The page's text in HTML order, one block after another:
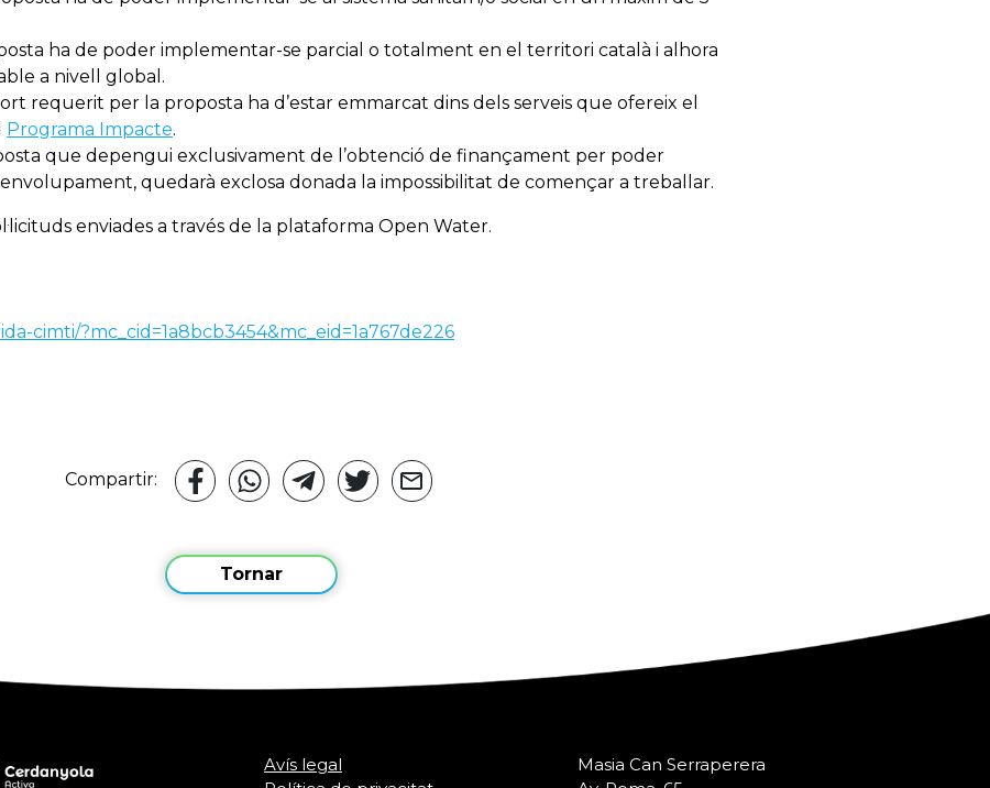
ha de poder implementar-se parcial o totalment en el territori català i alhora
a nivell global.
requerit per la proposta ha d’estar emmarcat dins dels serveis que ofereix el
Programa Impacte.
que depengui exclusivament de l’obtenció de finançament per poder
quedarà exclosa donada la impossibilitat de començar a treballar.
enviades a través de la plataforma Open Water.
cimti/?mc_cid=1a8bcb3454&mc_eid=1a767de226
Compartir:
Tornar
Avís legal
Masia Can Serraperera